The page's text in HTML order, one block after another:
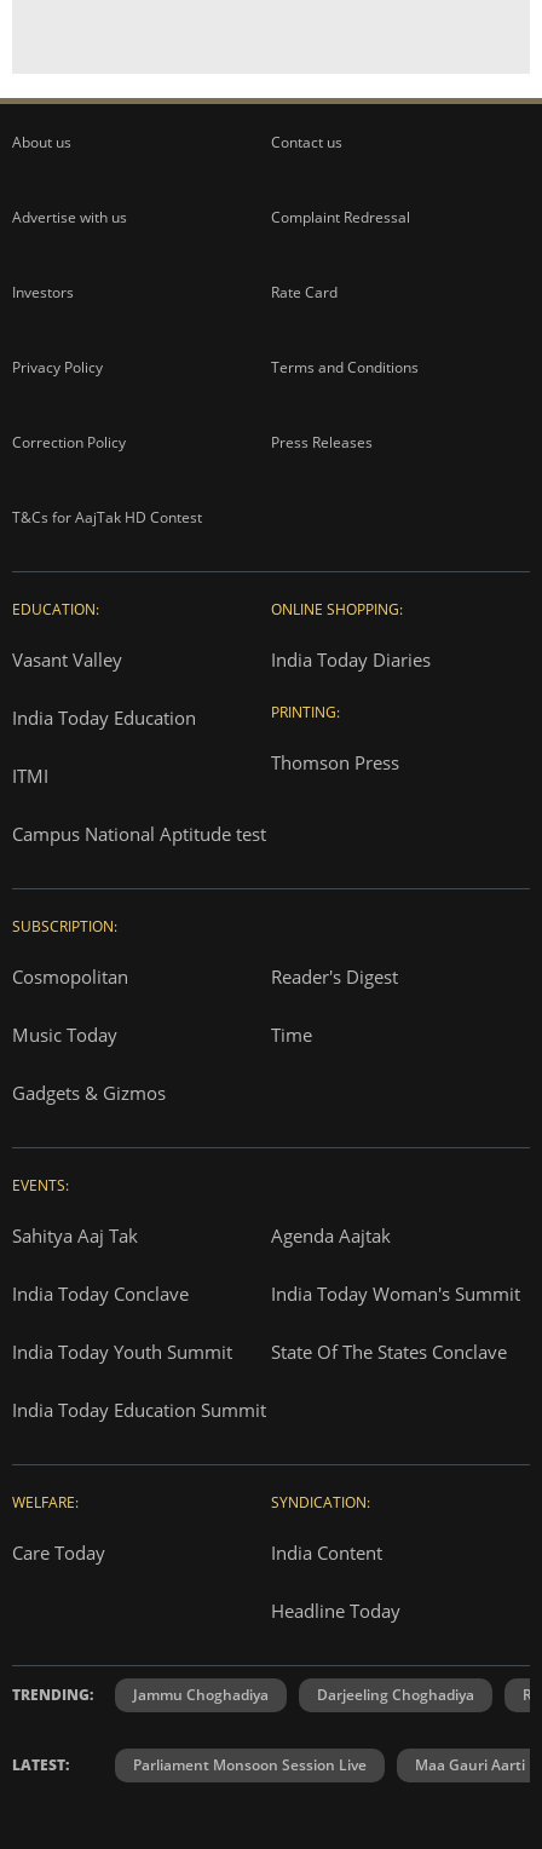
About us Contact us
Advertise with us Complaint Redressal
Investors Rate Card
Privacy Policy Terms and Conditions
Correction Policy Press Releases
T&Cs for AajTak HD Contest
EDUCATION:
Vasant Valley
India Today Education
ITMI
Campus National Aptitude test
ONLINE SHOPPING:
India Today Diaries
PRINTING:
Thomson Press
SUBSCRIPTION:
Cosmopolitan Reader's Digest
Music Today Time
Gadgets & Gizmos
EVENTS:
Sahitya Aaj Tak Agenda Aajtak
India Today Conclave India Today Woman's Summit
India Today Youth Summit State Of The States Conclave
India Today Education Summit
WELFARE:
Care Today
SYNDICATION:
India Content
Headline Today
TRENDING: Jammu Choghadiya Darjeeling Choghadiya
LATEST: Parliament Monsoon Session Live Maa Gauri Aarti